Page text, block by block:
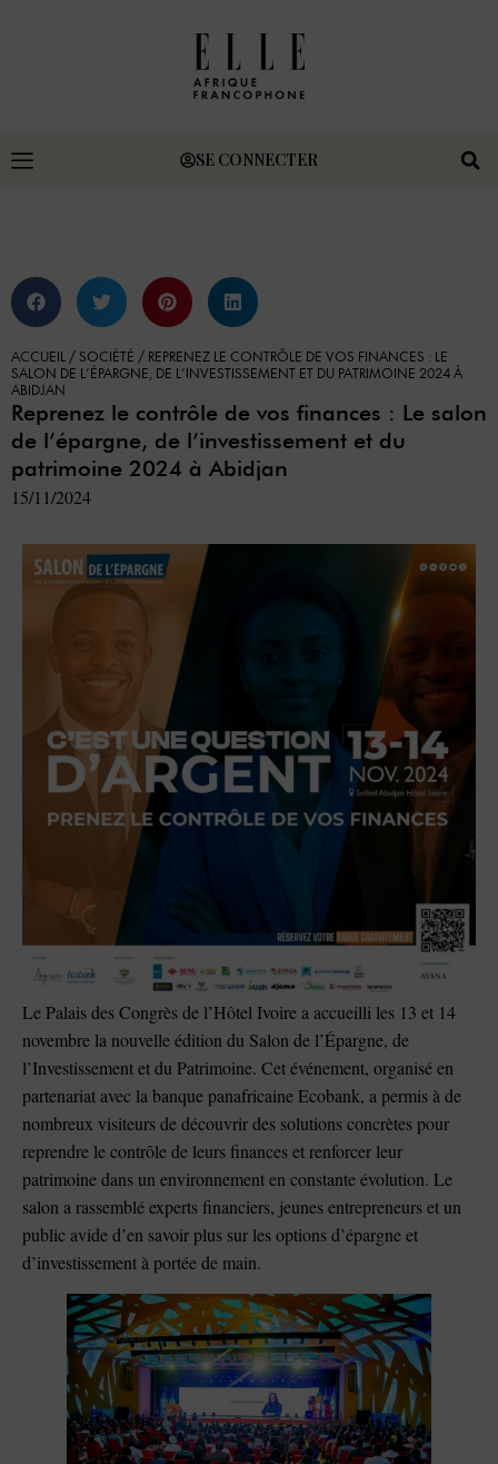
SE CONNECTER
ACCUEIL / SOCIÉTÉ / REPRENEZ LE CONTRÔLE DE VOS FINANCES : LE
SALON DE L’ÉPARGNE, DE L’INVESTISSEMENT ET DU PATRIMOINE 2024 À
ABIDJAN
Reprenez le contrôle de vos finances : Le salon
de l’épargne, de l’investissement et du
patrimoine 2024 à Abidjan
15/11/2024
Le Palais des Congrès de l’Hôtel Ivoire a accueilli les 13 et 14
novembre la nouvelle édition du Salon de l’Épargne, de
l’Investissement et du Patrimoine. Cet événement, organisé en
partenariat avec la banque panafricaine Ecobank, a permis à de
nombreux visiteurs de découvrir des solutions concrètes pour
reprendre le contrôle de leurs finances et renforcer leur
patrimoine dans un environnement en constante évolution. Le
salon a rassemblé experts financiers, jeunes entrepreneurs et un
public avide d’en savoir plus sur les options d’épargne et
d’investissement à portée de main.